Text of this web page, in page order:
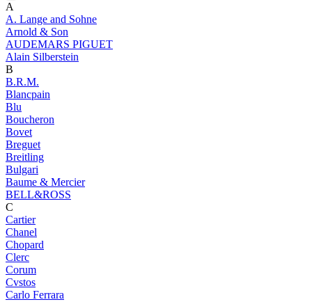
A
A. Lange and Sohne
Arnold & Son
AUDEMARS PIGUET
Alain Silberstein
B
B.R.M.
Blancpain
Blu
Boucheron
Bovet
Breguet
Breitling
Bulgari
Baume & Mercier
BELL&ROSS
C
Cartier
Chanel
Chopard
Clerc
Corum
Cvstos
Carlo Ferrara